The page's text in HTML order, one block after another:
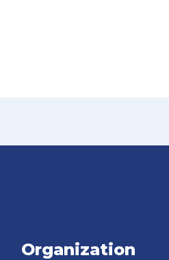
Organization